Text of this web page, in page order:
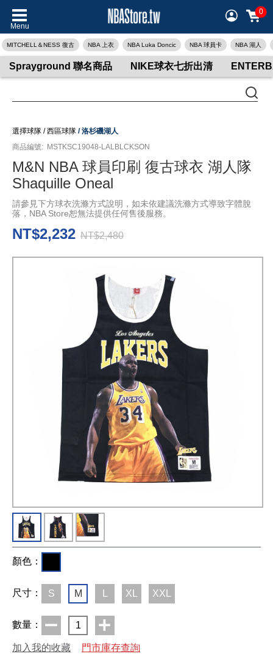
Menu
0
MITCHELL＆NESS 復古 NBA 上衣 NBA Luka Doncic NBA 球員卡 NBA 湖人
Sprayground 聯名商品 NIKE球衣七折出清
選擇球隊 /西區球隊 /洛杉磯湖人
顏色：
尺寸： S M XL XXL
數量： 1
加入我的收藏 門市庫存查詢
商品編號: MSTKSC19048-LALBLCKSON
M&N NBA 球員印刷 復古球衣 湖人隊
Shaquille Oneal
請參見下方球衣洗滌方式說明，如未依建議洗滌方式導致字體脫
落，NBA Store恕無法提供任何售後服務。
NT$2,232 NT$2,480